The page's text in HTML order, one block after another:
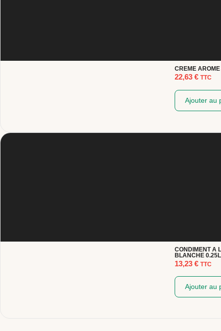
CREME AROME
22,63 € TTC
Ajouter au
CONDIMENT A
BLANCHE 0.25L
13,23 € TTC
Ajouter au